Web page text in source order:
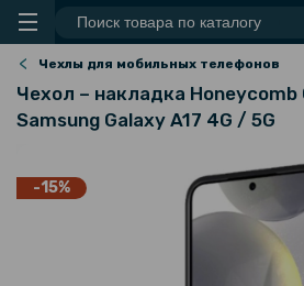
Чехлы для мобильных телефонов
Чехол – накладка Honeycomb
Samsung Galaxy A17 4G / 5G
-15%